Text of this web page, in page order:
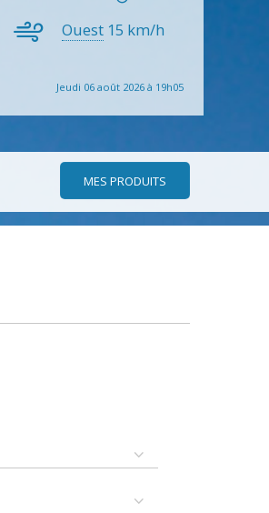
Ouest 15 km/h
Jeudi 06 août 2026 à 19h05
MES PRODUITS